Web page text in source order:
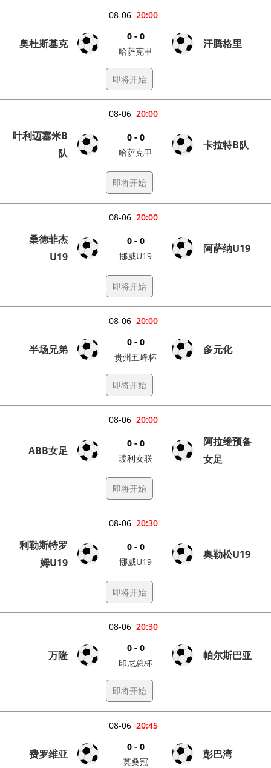
20:00
08-06
奥杜斯基克
0 - 0
哈萨克甲
汗腾格里
即将开始
20:00
08-06
叶利迈塞米B
队
0 - 0
哈萨克甲
卡拉特B队
即将开始
20:00
08-06
桑德菲杰
U19
0 - 0
挪威U19
阿萨纳U19
即将开始
20:00
08-06
半场兄弟
0 - 0
贵州五峰杯
多元化
即将开始
20:00
08-06
ABB女足
0 - 0
玻利女联
阿拉维预备
女足
即将开始
20:30
08-06
利勒斯特罗
姆U19
0 - 0
挪威U19
奥勒松U19
即将开始
20:30
08-06
万隆
0 - 0
印尼总杯
帕尔斯巴亚
即将开始
20:45
08-06
费罗维亚
0 - 0
莫桑冠
彭巴湾